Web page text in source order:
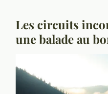
Les circuits
une balade au